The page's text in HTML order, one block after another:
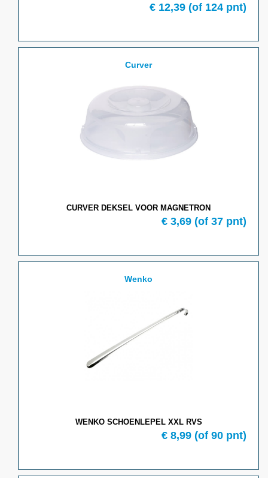
€ 12,39 (of 124 pnt)
Curver
CURVER DEKSEL VOOR MAGNETRON
€ 3,69 (of 37 pnt)
Wenko
WENKO SCHOENLEPEL XXL RVS
€ 8,99 (of 90 pnt)